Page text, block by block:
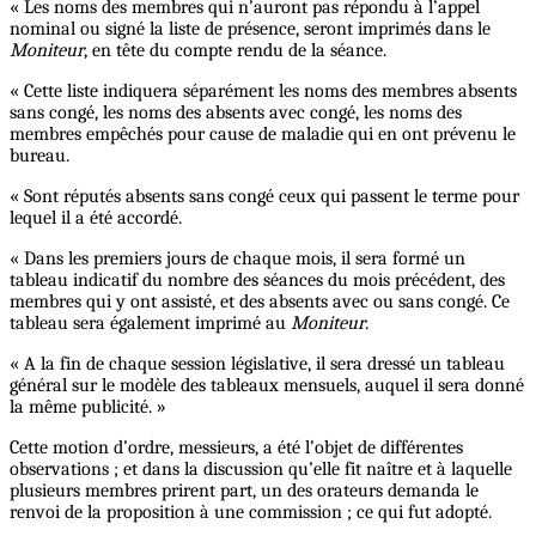
« Les noms des membres qui n’auront pas répondu à l’appel
nominal ou signé la liste de présence, seront imprimés dans le
Moniteur, en tête du compte rendu de la séance.
« Cette liste indiquera séparément les noms des membres absents
sans congé, les noms des absents avec congé, les noms des
membres empêchés pour cause de maladie qui en ont prévenu le
bureau.
« Sont réputés absents sans congé ceux qui passent le terme pour
lequel il a été accordé.
« Dans les premiers jours de chaque mois, il sera formé un
tableau indicatif du nombre des séances du mois précédent, des
membres qui y ont assisté, et des absents avec ou sans congé. Ce
tableau sera également imprimé au Moniteur.
« A la fin de chaque session législative, il sera dressé un tableau
général sur le modèle des tableaux mensuels, auquel il sera donné
la même publicité. »
Cette motion d’ordre, messieurs, a été l’objet de différentes
observations ; et dans la discussion qu’elle fit naître et à laquelle
plusieurs membres prirent part, un des orateurs demanda le
renvoi de la proposition à une commission ; ce qui fut adopté.